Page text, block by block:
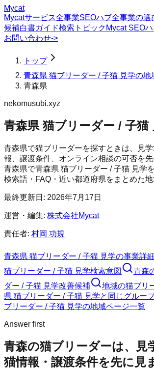
Mycat
Mycatサービス全事業SEOハブ全事業の選
候補白書ガイド検索トピック Mycat SEO
お問い合わせ->
トップ
青森県 猫ブリーダー / 子猫 見学の地
青森県
nekomusubi.xyz
青森県 猫ブリーダー / 子猫
青森県で猫ブリーダーを探すときは、見
報、譲渡条件、オンライン相談の可否を先
青森県で青森県 猫ブリーダー / 子猫 見学
検索語・FAQ・近い都道府県をまとめた地
最終更新日: 2026年7月17日
運営・編集: 株式会社Mycat
責任者: 村岡 功規
青森県 猫ブリーダー / 子猫 見学の事業詳細
猫ブリーダー / 子猫 見学検索意図
青森
ダー / 子猫 見学改善候補
地域の猫ブリ
県 猫ブリーダー / 子猫 見学と同じグルー
ブリーダー / 子猫 見学の地域ページ一覧
Answer first
青森の猫ブリーダーは、見
猫情報・譲渡条件を先に見